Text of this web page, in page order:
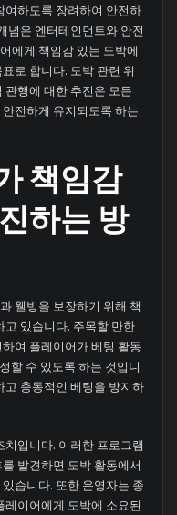
여하도록 장려하여 안전하
념은 엔터테인먼트와 안전
에게 책임감 있는 도박에
로 합니다. 도박 관련 위
행에 대한 추진은 모든
전하게 유지되도록 하는
책임감
하는 방
웰빙을 보장하기 위해 책
고 있습니다. 주목할 만한
여 플레이어가 베팅 활동
할 수 있도록 하는 것입니
고 충동적인 베팅을 방지하
입니다. 이러한 프로그램
발견하면 도박 활동에서
습니다. 또한 운영자는 종
이어에게 도박에 소요된